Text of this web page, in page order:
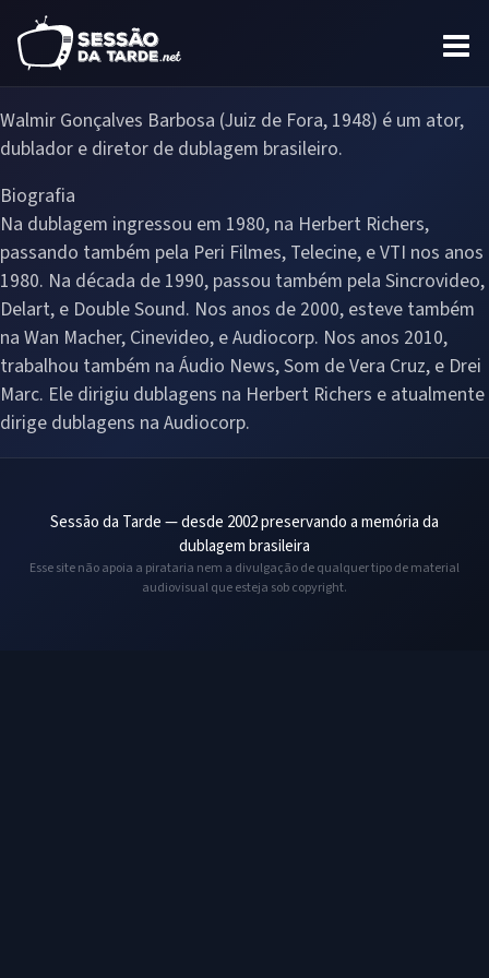
Walmir Gonçalves Barbosa (Juiz de Fora, 1948) é um ator,
dublador e diretor de dublagem brasileiro.
Biografia
Na dublagem ingressou em 1980, na Herbert Richers,
passando também pela Peri Filmes, Telecine, e VTI nos anos
1980. Na década de 1990, passou também pela Sincrovideo,
Delart, e Double Sound. Nos anos de 2000, esteve também
na Wan Macher, Cinevideo, e Audiocorp. Nos anos 2010,
trabalhou também na Áudio News, Som de Vera Cruz, e Drei
Marc. Ele dirigiu dublagens na Herbert Richers e atualmente
dirige dublagens na Audiocorp.
Sessão da Tarde — desde 2002 preservando a memória da
dublagem brasileira
Esse site não apoia a pirataria nem a divulgação de qualquer tipo de material
audiovisual que esteja sob copyright.